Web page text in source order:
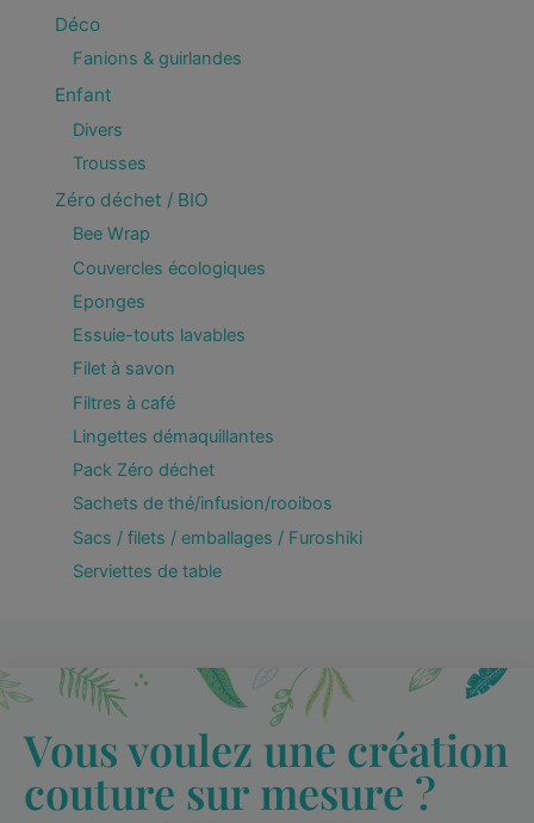
Déco
Fanions & guirlandes
Enfant
Divers
Trousses
Zéro déchet / BIO
Bee Wrap
Couvercles écologiques
Eponges
Essuie-touts lavables
Filet à savon
Filtres à café
Lingettes démaquillantes
Pack Zéro déchet
Sachets de thé/infusion/rooibos
Sacs / filets / emballages / Furoshiki
Serviettes de table
Vous voulez une création
couture sur mesure ?